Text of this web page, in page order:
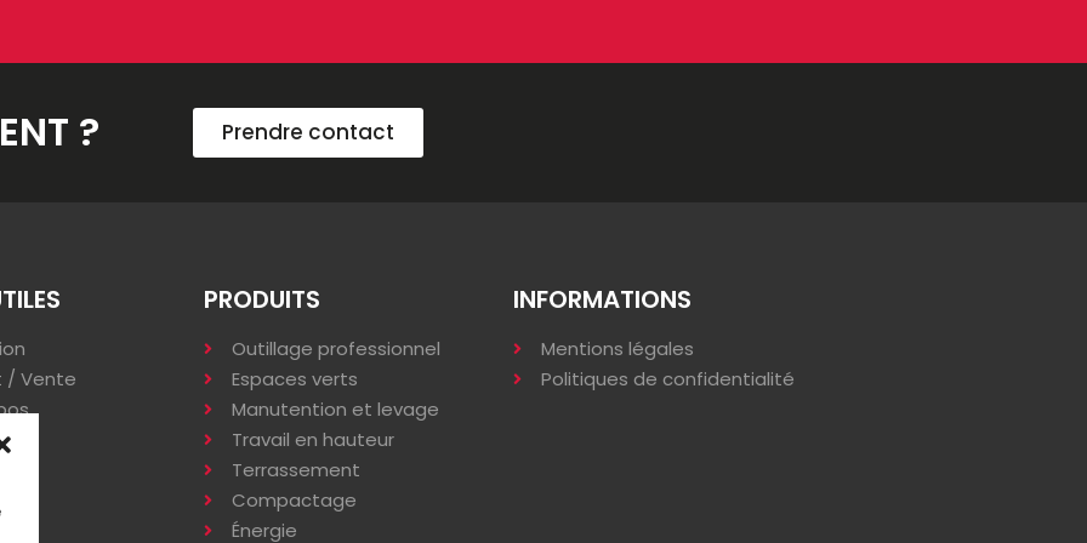
? Prendre contact
/ Vente
PRODUITS
Outillage professionnel
Espaces verts
Manutention et levage
Travail en hauteur
Terrassement
Compactage
Énergie
INFORMATIONS
Mentions légales
Politiques de confidentialité